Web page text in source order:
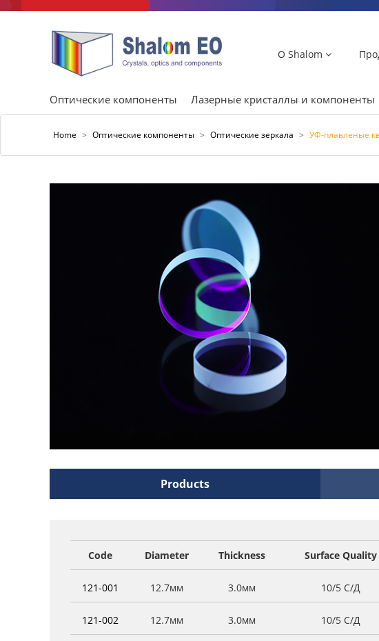
О Shalom
Оптические компоненты Лазерные кристаллы и компоненты
Home > Оптические компоненты > Оптические зеркала > УФ-плавленые
Products
Code Diameter Thickness Surface Quality
121-001 12.7мм 3.0мм 10/5 С/Д
121-002 12.7мм 3.0мм 10/5 С/Д